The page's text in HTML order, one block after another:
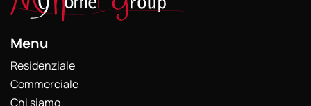
Menu
Residenziale
Commerciale
Chi siamo